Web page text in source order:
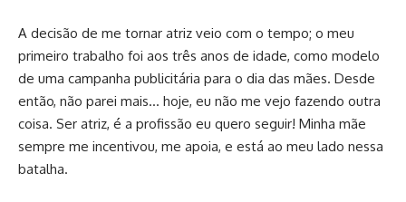
A decisão de me tornar atriz veio com o tempo; o meu
primeiro trabalho foi aos três anos de idade, como modelo
de uma campanha publicitária para o dia das mães. Desde
então, não parei mais… hoje, eu não me vejo fazendo outra
coisa. Ser atriz, é a profissão eu quero seguir! Minha mãe
sempre me incentivou, me apoia, e está ao meu lado nessa
batalha.